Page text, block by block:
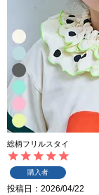
総柄フリルスタイ
購入者
投稿日 2026/04/22